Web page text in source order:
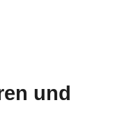
und